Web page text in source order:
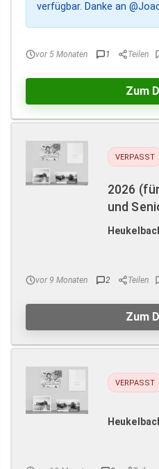
verfügbar. Danke an
vor 5 Monaten 1 Teilen
Zum
VERPASST
2026
und
vor 9 Monaten 2 Teilen
Zum
VERPASST